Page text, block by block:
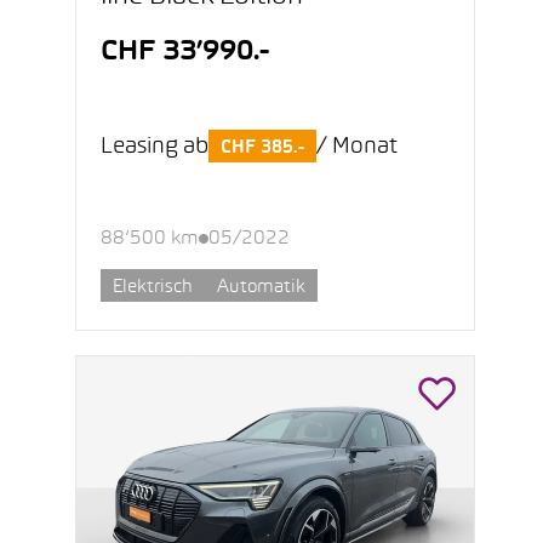
CHF 33’990.-
Leasing ab CHF 385.- / Monat
88’500 km 05/2022
Elektrisch Automatik